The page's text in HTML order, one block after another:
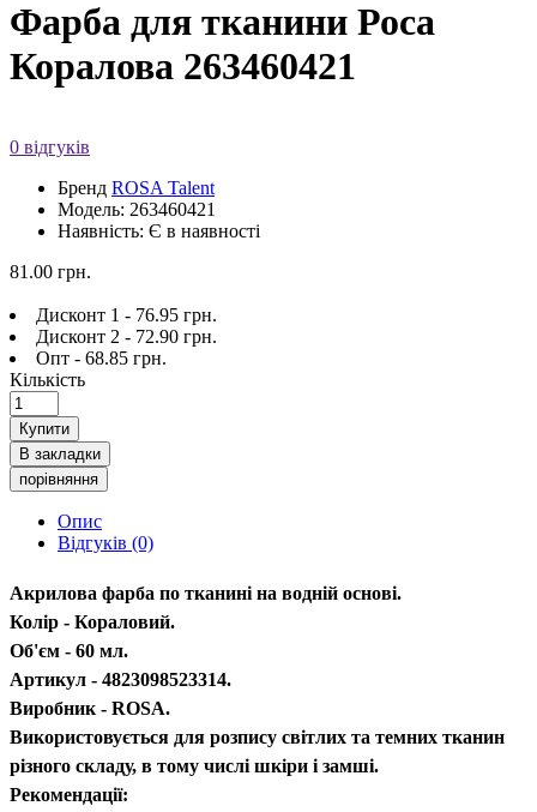
Фарба для тканини Роса
Коралова 263460421
0 відгуків
Бренд ROSA Talent
Модель: 263460421
Наявність: Є в наявності
81.00 грн.
Дисконт 1 - 76.95 грн.
Дисконт 2 - 72.90 грн.
Опт - 68.85 грн.
Кількість
Купити
В закладки
порівняння
Опис
Відгуків (0)
Акрилова фарба по тканині на водній основі.
Колір - Кораловий.
Об'єм - 60 мл.
Артикул - 4823098523314.
Виробник - ROSA.
Використовується для розпису світлих та темних тканин
різного складу, в тому числі шкіри і замші.
Рекомендації: